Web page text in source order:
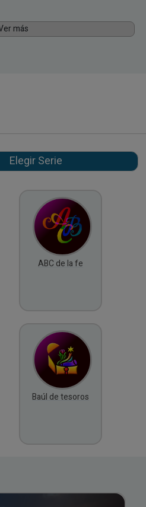
más
ABC de la fe
Baúl de tesoros